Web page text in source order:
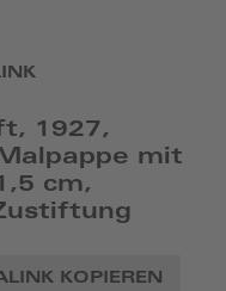
1927,
mit
cm,
KOPIEREN